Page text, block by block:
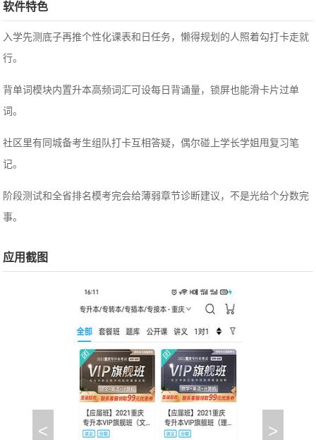
软件特色
入学先测底子再推个性化课表和日任务，懒得规划的人照着勾打卡走就
行。
背单词模块内置升本高频词汇可设每日背诵量，锁屏也能滑卡片过单
词。
社区里有同城备考生组队打卡互相答疑，偶尔碰上学长学姐甩复习笔
记。
阶段测试和全省排名模考完会给薄弱章节诊断建议，不是光给个分数完
事。
应用截图
< >